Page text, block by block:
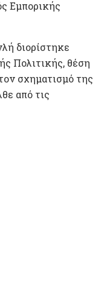
Εμπορικής
διορίστηκε
Πολιτικής, θέση
σχηματισμό της
από τις